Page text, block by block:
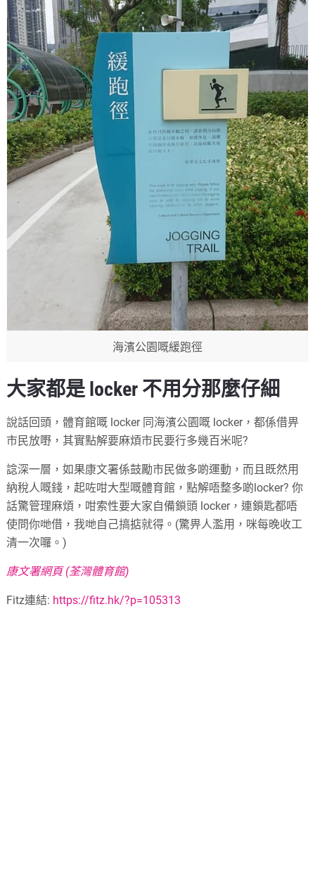
海濱公園嘅緩跑徑
大家都是 locker 不用分那麼仔細
說話回頭，體育館嘅 locker 同海濱公園嘅 locker，都係借畀
市民放嘢，其實點解要麻煩市民要行多幾百米呢?
諗深一層，如果康文署係鼓勵市民做多啲運動，而且既然用
納稅人嘅錢，起咗咁大型嘅體育館，點解唔整多啲locker? 你
話驚管理麻煩，咁索性要大家自備鎖頭 locker，連鎖匙都唔
使問你哋借，我哋自己搞掂就得。(驚畀人濫用，咪每晚收工
清一次囉。)
康文署網頁 (荃灣體育館)
Fitz連結: https://fitz.hk/?p=105313